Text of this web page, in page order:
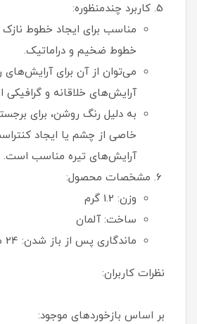
کاربرد چندمنظوره:
مناسب برای ایجاد خطوط نازک
خطوط ضخیم و دراماتیک.
می‌توان از آن برای آرایش‌های
آرایش‌های خلاقانه و گرافیکی
به دلیل رنگ روشن، برای
خاصی از چشم یا ایجاد
آرایش‌های تیره مناسب است.
مشخصات محصول:
وزن: 1.2 گرم
ساخت: آلمان
ماندگاری پس از باز شدن: 24 ماه
نظرات کاربران:
بر اساس بازخوردهای موجود: